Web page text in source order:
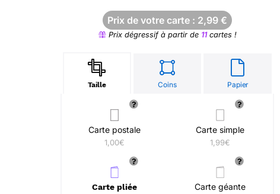
Prix de votre carte : 2,99 €
Prix dégressif à partir de 11cartes !
Taille Coins Papier
Carte postale
1,00€
Carte simple
1,99€
Carte pliée Carte géante